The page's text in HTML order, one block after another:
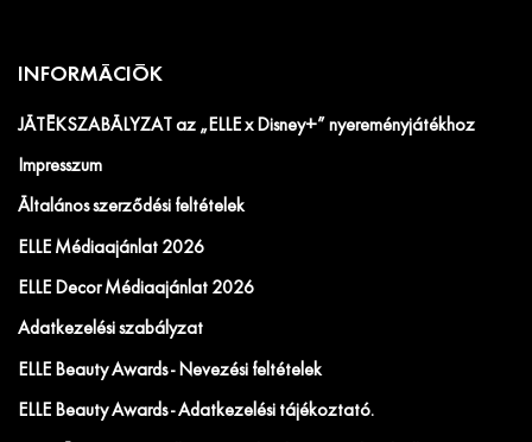
INFORMÁCIÓK
JÁTÉKSZABÁLYZAT az „ELLE x Disney+” nyereményjátékhoz
Impresszum
Általános szerződési feltételek
ELLE Médiaajánlat 2026
ELLE Decor Médiaajánlat 2026
Adatkezelési szabályzat
ELLE Beauty Awards - Nevezési feltételek
ELLE Beauty Awards - Adatkezelési tájékoztató.